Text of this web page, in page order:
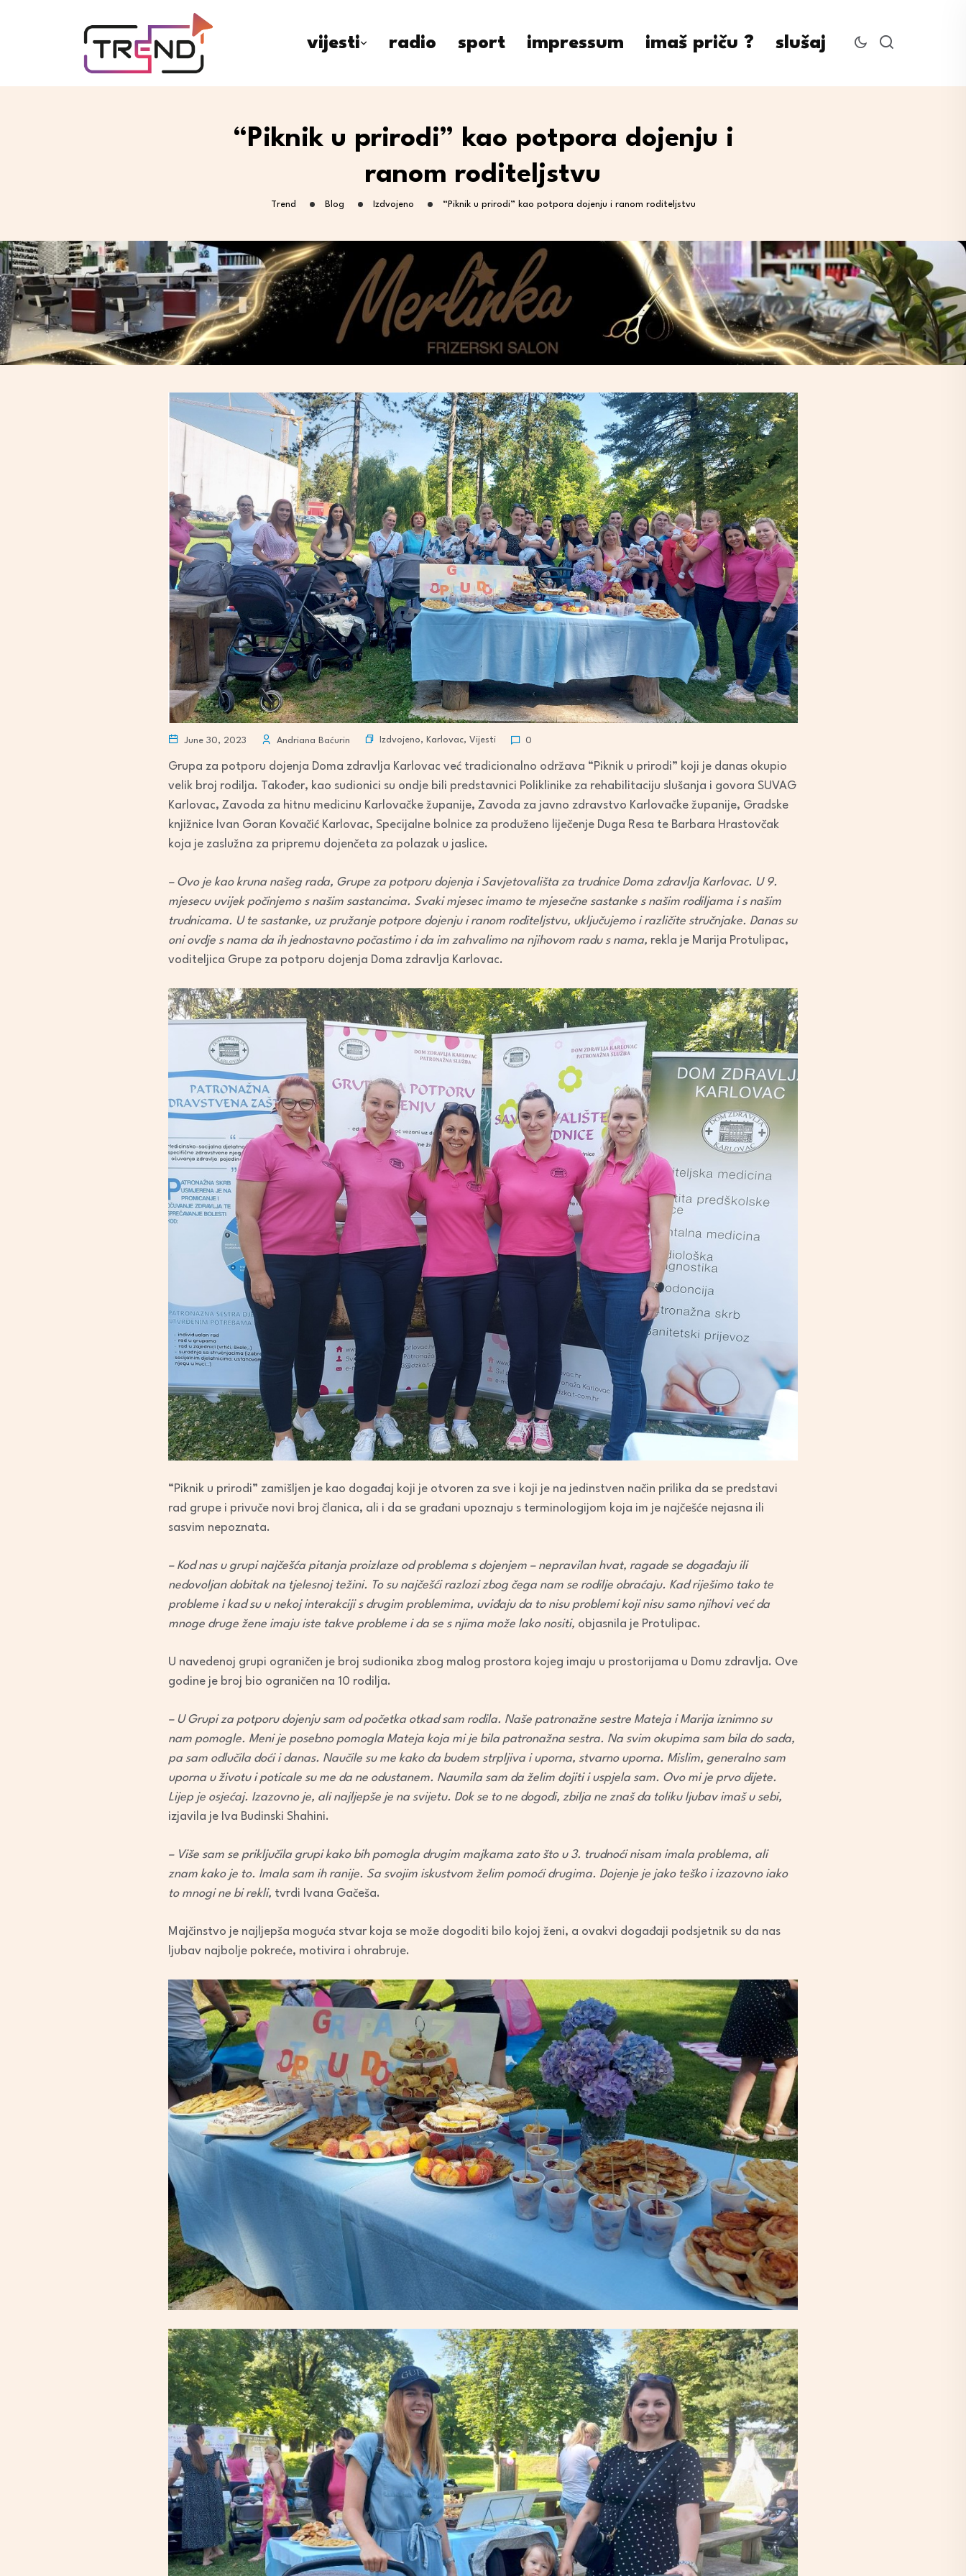
vijesti radio sport impressum imaš priču ? slušaj
“Piknik u prirodi” kao potpora dojenju i
ranom roditeljstvu
Trend Blog Izdvojeno “Piknik u prirodi” kao potpora dojenju i ranom roditeljstvu
June 30, 2023 Andriana Baćurin Izdvojeno, Karlovac, Vijesti 0
Grupa za potporu dojenja Doma zdravlja Karlovac već tradicionalno održava “Piknik u prirodi” koji je danas okupio
velik broj rodilja. Također, kao sudionici su ondje bili predstavnici Poliklinike za rehabilitaciju slušanja i govora SUVAG
Karlovac, Zavoda za hitnu medicinu Karlovačke županije, Zavoda za javno zdravstvo Karlovačke županije, Gradske
knjižnice Ivan Goran Kovačić Karlovac, Specijalne bolnice za produženo liječenje Duga Resa te Barbara Hrastovčak
koja je zaslužna za pripremu dojenčeta za polazak u jaslice.
– Ovo je kao kruna našeg rada, Grupe za potporu dojenja i Savjetovališta za trudnice Doma zdravlja Karlovac. U 9.
mjesecu uvijek počinjemo s našim sastancima. Svaki mjesec imamo te mjesečne sastanke s našim rodiljama i s našim
trudnicama. U te sastanke, uz pružanje potpore dojenju i ranom roditeljstvu, uključujemo i različite stručnjake. Danas su
oni ovdje s nama da ih jednostavno počastimo i da im zahvalimo na njihovom radu s nama, rekla je Marija Protulipac,
voditeljica Grupe za potporu dojenja Doma zdravlja Karlovac.
“Piknik u prirodi” zamišljen je kao događaj koji je otvoren za sve i koji je na jedinstven način prilika da se predstavi
rad grupe i privuče novi broj članica, ali i da se građani upoznaju s terminologijom koja im je najčešće nejasna ili
sasvim nepoznata.
– Kod nas u grupi najčešća pitanja proizlaze od problema s dojenjem – nepravilan hvat, ragade se događaju ili
nedovoljan dobitak na tjelesnoj težini. To su najčešći razlozi zbog čega nam se rodilje obraćaju. Kad riješimo tako te
probleme i kad su u nekoj interakciji s drugim problemima, uviđaju da to nisu problemi koji nisu samo njihovi već da
mnoge druge žene imaju iste takve probleme i da se s njima može lako nositi, objasnila je Protulipac.
U navedenoj grupi ograničen je broj sudionika zbog malog prostora kojeg imaju u prostorijama u Domu zdravlja. Ove
godine je broj bio ograničen na 10 rodilja.
– U Grupi za potporu dojenju sam od početka otkad sam rodila. Naše patronažne sestre Mateja i Marija iznimno su
nam pomogle. Meni je posebno pomogla Mateja koja mi je bila patronažna sestra. Na svim okupima sam bila do sada,
pa sam odlučila doći i danas. Naučile su me kako da budem strpljiva i uporna, stvarno uporna. Mislim, generalno sam
uporna u životu i poticale su me da ne odustanem. Naumila sam da želim dojiti i uspjela sam. Ovo mi je prvo dijete.
Lijep je osjećaj. Izazovno je, ali najljepše je na svijetu. Dok se to ne dogodi, zbilja ne znaš da toliku ljubav imaš u sebi,
izjavila je Iva Budinski Shahini.
– Više sam se priključila grupi kako bih pomogla drugim majkama zato što u 3. trudnoći nisam imala problema, ali
znam kako je to. Imala sam ih ranije. Sa svojim iskustvom želim pomoći drugima. Dojenje je jako teško i izazovno iako
to mnogi ne bi rekli, tvrdi Ivana Gačeša.
Majčinstvo je najljepša moguća stvar koja se može dogoditi bilo kojoj ženi, a ovakvi događaji podsjetnik su da nas
ljubav najbolje pokreće, motivira i ohrabruje.